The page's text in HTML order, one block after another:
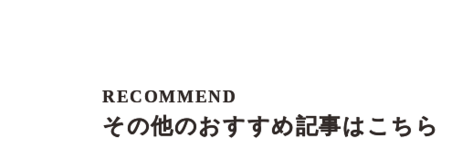
RECOMMEND
その他のおすすめ記事はこちら